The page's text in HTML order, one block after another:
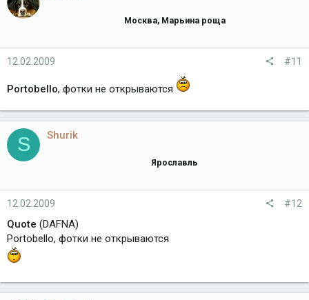
Москва, Марьина роща
12.02.2009 #11
Portobello, фотки не открываются
S Shurik
Ярославль
12.02.2009 #12
Quote (DAFNA)
Portobello, фотки не открываются